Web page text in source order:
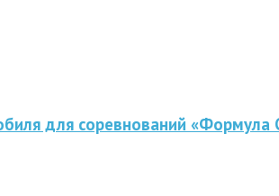
для соревнований «Формула